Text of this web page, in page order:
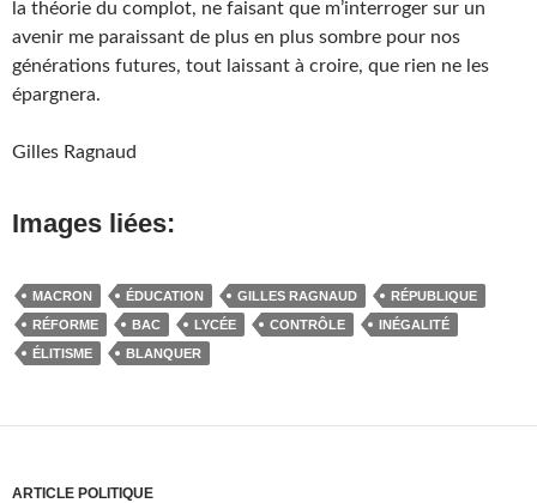
la théorie du complot, ne faisant que m’interroger sur un
avenir me paraissant de plus en plus sombre pour nos
générations futures, tout laissant à croire, que rien ne les
épargnera.
Gilles Ragnaud
Images liées:
MACRON ÉDUCATION GILLES RAGNAUD
RÉPUBLIQUE
RÉFORME
BAC LYCÉE CONTRÔLE
INÉGALITÉ
ÉLITISME
BLANQUER
ARTICLE POLITIQUE